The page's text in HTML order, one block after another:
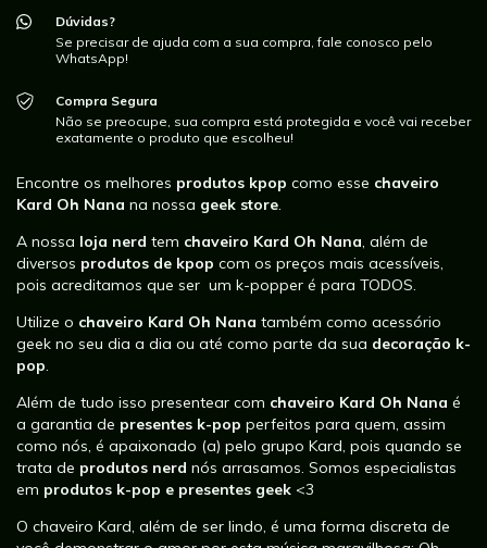
Dúvidas?
Se precisar de ajuda com a sua compra, fale conosco pelo
WhatsApp!
Compra Segura
Não se preocupe, sua compra está protegida e você vai receber
exatamente o produto que escolheu!
Encontre os melhores produtos kpop como esse chaveiro
Kard Oh Nana na nossa geek store
A nossa loja nerd tem chaveiro Kard Oh Nana , além de
diversos produtos de kpop com os preços mais acessíveis,
pois acreditamos que ser um k-popper é para TODOS.
Utilize o chaveiro Kard Oh Nana também como acessório
geek no seu dia a dia ou até como parte da sua decoração k-
pop
Além de tudo isso presentear com chaveiro Kard Oh Nana é
a garantia de presentes k-pop perfeitos para quem, assim
como nós, é apaixonado (a) pelo grupo Kard, pois quando se
trata de produtos nerd nós arrasamos. Somos especialistas
em produtos k-pop e presentes geek <3
O chaveiro Kard, além de ser lindo, é uma forma discreta de